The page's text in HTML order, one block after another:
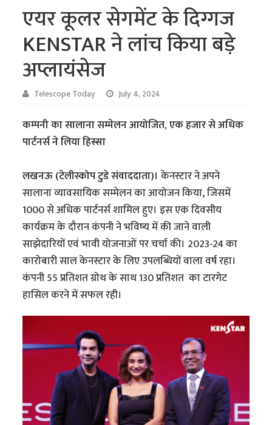
एयर कूलर सेगमेंट के दिग्गज
KENSTAR ने लांच किया बड़े
अप्लायंसेज
Telescope Today July 4, 2024
कम्पनी का सालाना सम्मेलन आयोजित, एक हजार से अधिक
पार्टनर्स ने लिया हिस्सा
लखनऊ (टेलीस्कोप टुडे संवाददाता)।केनस्टार ने अपने
सालाना व्यावसायिक सम्मेलन का आयोजन किया, जिसमें
1000 से अधिक पार्टनर्स शामिल हुए। इस एक दिवसीय
कार्यक्रम के दौरान कंपनी ने भविष्‍य में की जाने वाली
साझेदारियों एवं भावी योजनाओं पर चर्चा की। 2023-24 का
कारोबारी साल केनस्टार के लिए उपलब्धियों वाला वर्ष रहा।
कंपनी 55 प्रतिशत ग्रोथ के साथ 130 प्रतिशत का टारगेट
हासिल करने में सफल रही।